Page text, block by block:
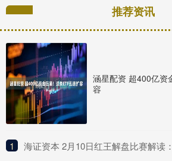
推荐资讯
涵星配资 超400亿资
容
1 海证资本 2月10日红王解盘比赛解读：